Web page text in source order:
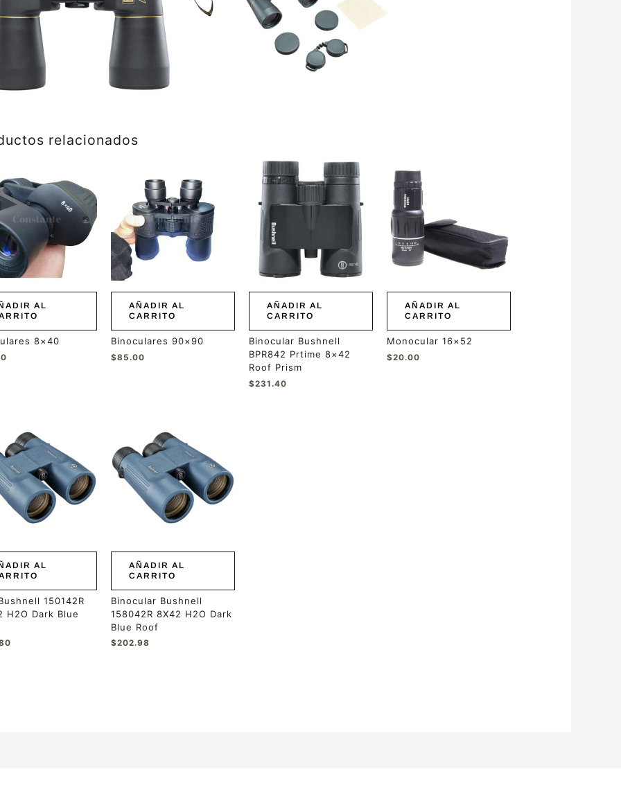
relacionados
AL
8×40
AÑADIR AL
CARRITO
Binoculares 90×90
$85.00
AÑADIR AL
CARRITO
Binocular Bushnell
BPR842 Prtime 8×42
Roof Prism
$231.40
AÑADIR AL
CARRITO
Monocular 16×52
$20.00
AL
150142R
H2O Dark Blue
AÑADIR AL
CARRITO
Binocular Bushnell
158042R 8X42 H2O Dark
Blue Roof
$202.98